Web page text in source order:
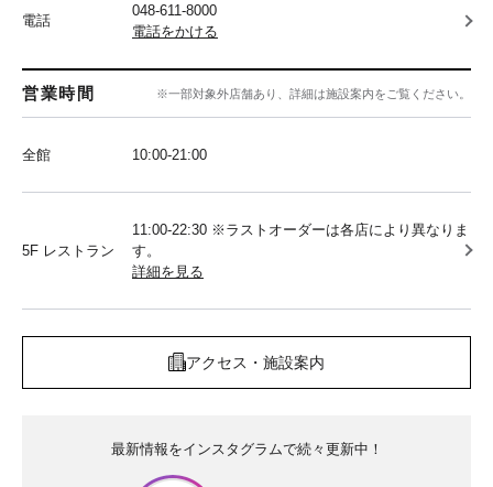
電話
048-611-8000
電話をかける
営業時間 ※一部対象外店舗あり、詳細は施設案内をご覧ください。
全館 10:00‐21:00
5F レストラン
11:00-22:30 ※ラストオーダーは各店により異なりま
す。
詳細を見る
アクセス・施設案内
最新情報をインスタグラムで続々更新中！